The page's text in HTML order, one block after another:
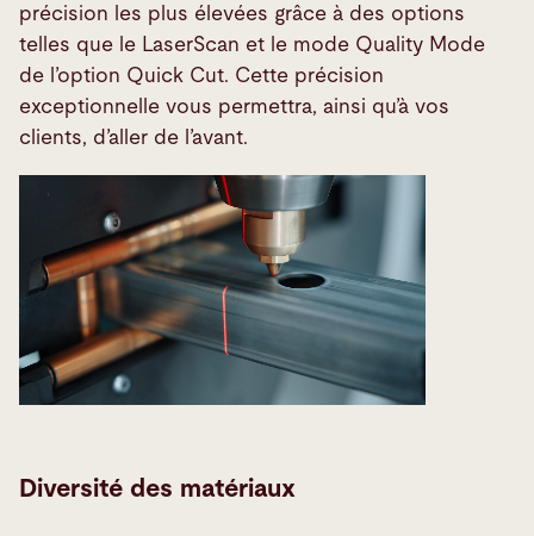
précision les plus élevées grâce à des options
telles que le LaserScan et le mode Quality Mode
de l’option Quick Cut. Cette précision
exceptionnelle vous permettra, ainsi qu’à vos
clients, d’aller de l’avant.
Diversité des matériaux